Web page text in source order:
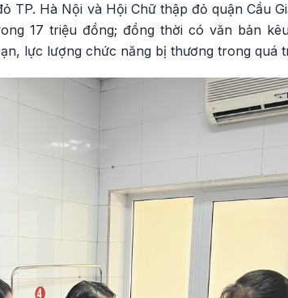
TP. Hà Nội và Hội Chữ thập đỏ quận Cầu
17 triệu đồng; đồng thời có văn bản
lực lượng chức năng bị thương trong quá